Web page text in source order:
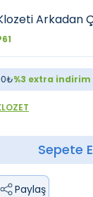
Arkadan
₺%3 extra indirim
Sepete
Paylaş